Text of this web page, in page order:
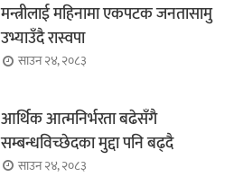
मन्त्रीलाई महिनामा एकपटक जनतासामु
उभ्याउँदै रास्वपा
साउन २४, २०८३
आर्थिक आत्मनिर्भरता बढेसँगै
सम्बन्धविच्छेदका मुद्दा पनि बढ्दै
साउन २४, २०८३